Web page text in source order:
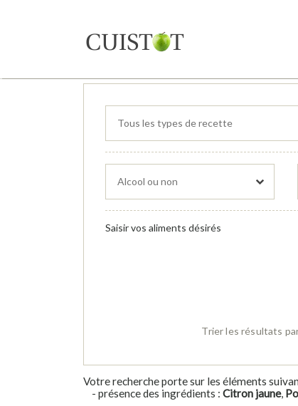
Saisir vos aliments désirés
Trier les résultats
Votre recherche porte sur les éléments
- présence des ingrédients : Citron jaune,